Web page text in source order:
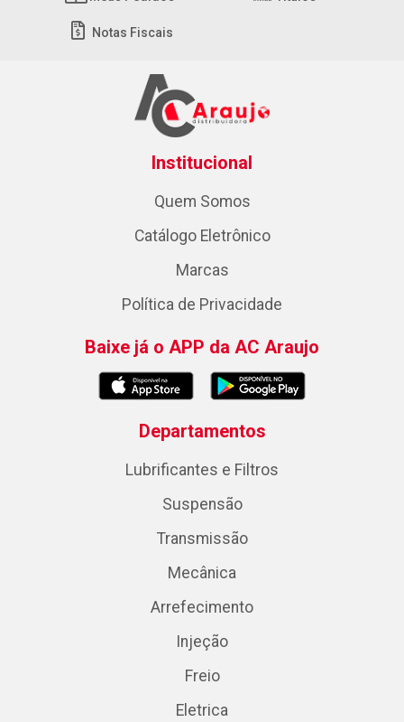
Notas Fiscais
Institucional
Quem Somos
Catálogo Eletrônico
Marcas
Política de Privacidade
Baixe já o APP da AC Araujo
Departamentos
Lubrificantes e Filtros
Suspensão
Transmissão
Mecânica
Arrefecimento
Injeção
Freio
Eletrica